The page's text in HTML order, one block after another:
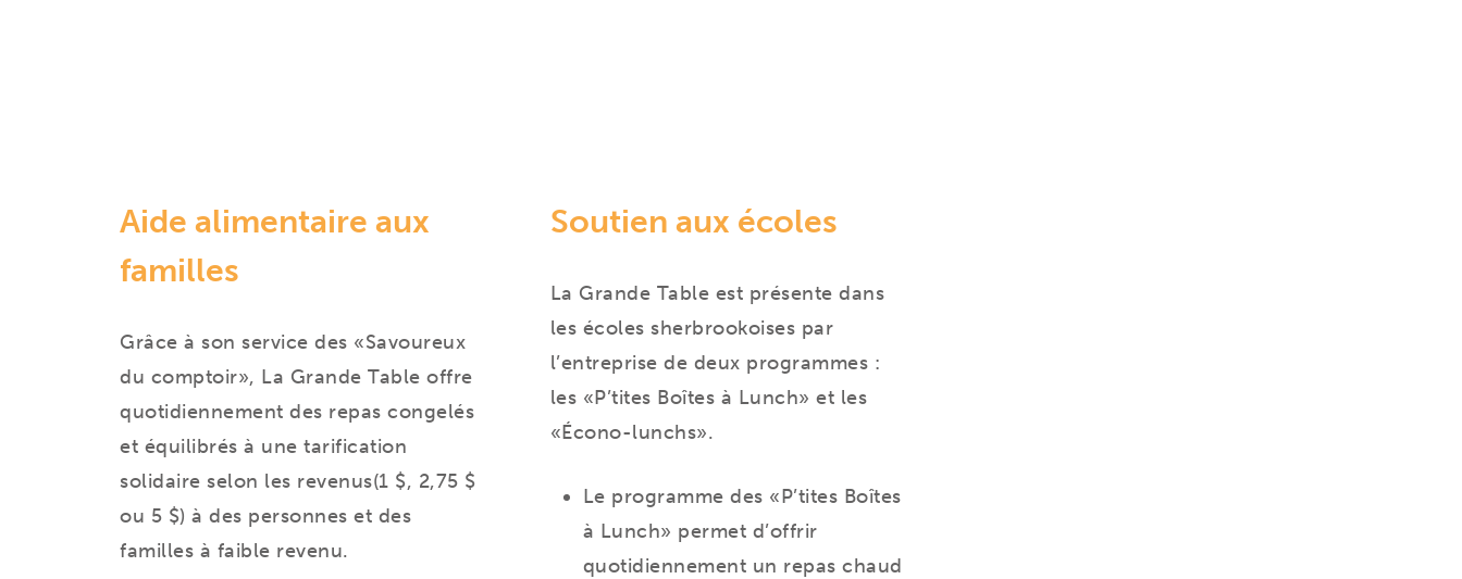
Aide alimentaire aux
familles
Grâce à son service des «Savoureux
du comptoir», La Grande Table offre
quotidiennement des repas congelés
et équilibrés à une tarification
solidaire selon les revenus(1 $, 2,75 $
ou 5 $) à des personnes et des
familles à faible revenu.
Soutien aux écoles
La Grande Table est présente dans
les écoles sherbrookoises par
l’entreprise de deux programmes :
les «P’tites Boîtes à Lunch» et les
«Écono-lunchs».
Le programme des «P’tites Boîtes
à Lunch» permet d’offrir
quotidiennement un repas chaud